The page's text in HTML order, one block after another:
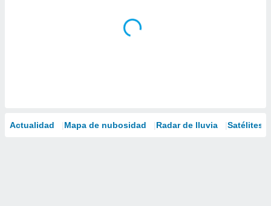
Actualidad Mapa de nubosidad Radar de lluvia Satélites